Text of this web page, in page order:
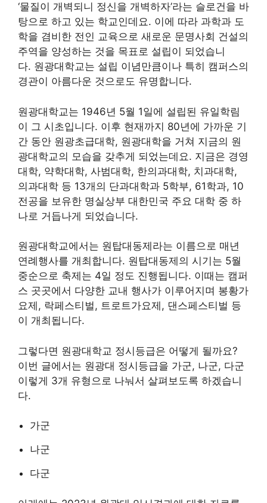
‘물질이 개벽되니 정신을 개벽하자’라는 슬로건을 바
탕으로 하고 있는 학교인데요. 이에 따라 과학과 도
학을 겸비한 전인 교육으로 새로운 문명사회 건설의
주역을 양성하는 것을 목표로 설립이 되었습니
다. 원광대학교는 설립 이념만큼이나 특히 캠퍼스의
경관이 아름다운 것으로도 유명합니다.
원광대학교는 1946년 5월 1일에 설립된 유일학림
이 그 시초입니다. 이후 현재까지 80년에 가까운 기
간 동안 원광초급대학, 원광대학을 거쳐 지금의 원
광대학교의 모습을 갖추게 되었는데요. 지금은 경영
대학, 약학대학, 사범대학, 한의과대학, 치과대학,
의과대학 등 13개의 단과대학과 5학부, 61학과, 10
전공을 보유한 명실상부 대한민국 주요 대학 중 하
나로 거듭나게 되었습니다.
원광대학교에서는 원탑대동제라는 이름으로 매년
연례행사를 개최합니다. 원탑대동제의 시기는 5월
중순으로 축제는 4일 정도 진행됩니다. 이때는 캠퍼
스 곳곳에서 다양한 교내 행사가 이루어지며 봉황가
요제, 락페스티벌, 트로트가요제, 댄스페스티벌 등
이 개최됩니다.
그렇다면 원광대학교 정시등급은 어떻게 될까요?
이번 글에서는 원광대 정시등급을 가군, 나군, 다군
이렇게 3개 유형으로 나눠서 살펴보도록 하겠습니
다.
가군
나군
다군